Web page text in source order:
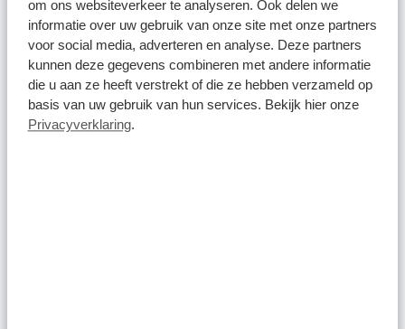
om ons websiteverkeer te analyseren. Ook delen we
informatie over uw gebruik van onze site met onze partners
voor social media, adverteren en analyse. Deze partners
kunnen deze gegevens combineren met andere informatie
die u aan ze heeft verstrekt of die ze hebben verzameld op
basis van uw gebruik van hun services. Bekijk hier onze
Privacyverklaring.
Scenario 2: Ik heb de Omrin Afvalapp, maar zie geen
legingen of afvallabel
Maak een account aan. Klik op 'Meer' en vervolgens op